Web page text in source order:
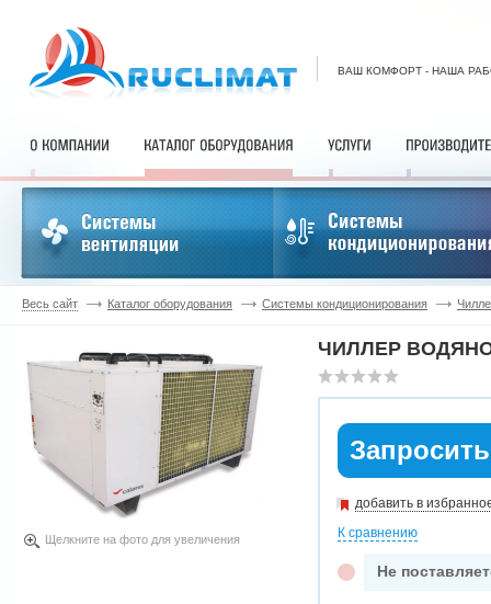
ВАШ КОМФОРТ - НАША
Весь сайт Каталог оборудования Системы кондиционирования
Щелкните на фото для увеличения
ЧИЛЛЕР
добавить в
К сравнению
Не